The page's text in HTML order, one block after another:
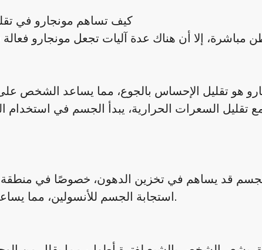
كيف تساهم مونجارو في
هو تقليل الإحساس بالجوع، مما يساعد الشخص
تقليل السعرات الحرارية، يبدأ الجسم في استخدام
الجسم قد يساهم في تخزين الدهون، خصوصًا في
استجابة الجسم للأنسولين، مما يساعد في تقليل تخزين الدهون الجديدة.